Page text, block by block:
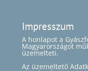
Impresszum
A honlapot a
Magyarországot
üzemelteti.
Az üzemeltető